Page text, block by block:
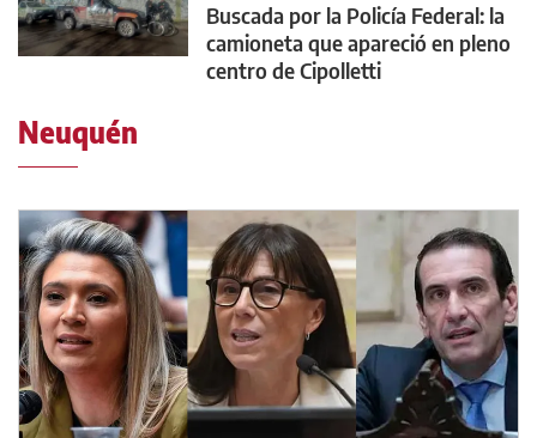
Buscada por la Policía Federal: la
camioneta que apareció en pleno
centro de Cipolletti
Neuquén